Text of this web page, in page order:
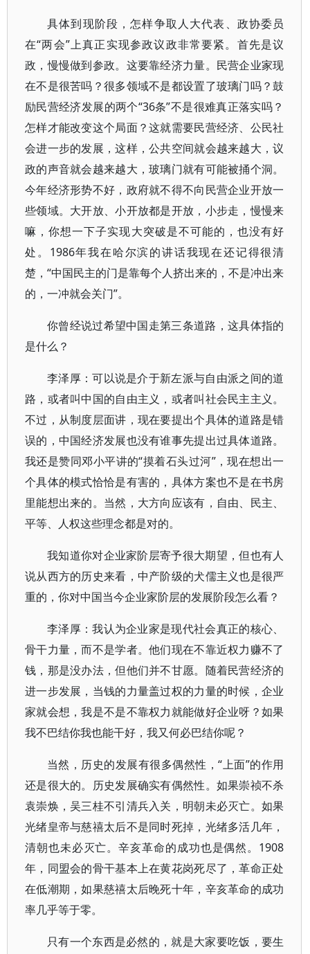
具体到现阶段，怎样争取人大代表、政协委员
在“两会”上真正实现参政议政非常要紧。首先是议
政，慢慢做到参政。这要靠经济力量。民营企业家现
在不是很苦吗？很多领域不是都设置了玻璃门吗？鼓
励民营经济发展的两个“36条”不是很难真正落实吗？
怎样才能改变这个局面？这就需要民营经济、公民社
会进一步的发展，这样，公共空间就会越来越大，议
政的声音就会越来越大，玻璃门就有可能被捅个洞。
今年经济形势不好，政府就不得不向民营企业开放一
些领域。大开放、小开放都是开放，小步走，慢慢来
嘛，你想一下子实现大突破是不可能的，也没有好
处。1986年我在哈尔滨的讲话我现在还记得很清
楚，“中国民主的门是靠每个人挤出来的，不是冲出来
的，一冲就会关门”。
你曾经说过希望中国走第三条道路，这具体指的
是什么？
李泽厚：可以说是介于新左派与自由派之间的道
路，或者叫中国的自由主义，或者叫社会民主主义。
不过，从制度层面讲，现在要提出个具体的道路是错
误的，中国经济发展也没有谁事先提出过具体道路。
我还是赞同邓小平讲的“摸着石头过河”，现在想出一
个具体的模式恰恰是有害的，具体方案也不是在书房
里能想出来的。当然，大方向应该有，自由、民主、
平等、人权这些理念都是对的。
我知道你对企业家阶层寄予很大期望，但也有人
说从西方的历史来看，中产阶级的犬儒主义也是很严
重的，你对中国当今企业家阶层的发展阶段怎么看？
李泽厚：我认为企业家是现代社会真正的核心、
骨干力量，而不是学者。他们现在不靠近权力赚不了
钱，那是没办法，但他们并不甘愿。随着民营经济的
进一步发展，当钱的力量盖过权的力量的时候，企业
家就会想，我是不是不靠权力就能做好企业呀？如果
我不巴结你我也能干好，我又何必巴结你呢？
当然，历史的发展有很多偶然性，“上面”的作用
还是很大的。历史发展确实有偶然性。如果崇祯不杀
袁崇焕，吴三桂不引清兵入关，明朝未必灭亡。如果
光绪皇帝与慈禧太后不是同时死掉，光绪多活几年，
清朝也未必灭亡。辛亥革命的成功也是偶然。1908
年，同盟会的骨干基本上在黄花岗死尽了，革命正处
在低潮期，如果慈禧太后晚死十年，辛亥革命的成功
率几乎等于零。
只有一个东西是必然的，就是大家要吃饭，要生